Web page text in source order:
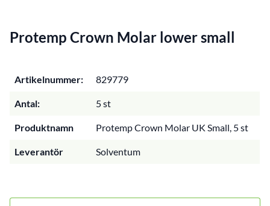
Protemp Crown Molar lower small
Artikelnummer: 829779
Antal: 5 st
Produktnamn Protemp Crown Molar UK Small, 5 st
Leverantör Solventum